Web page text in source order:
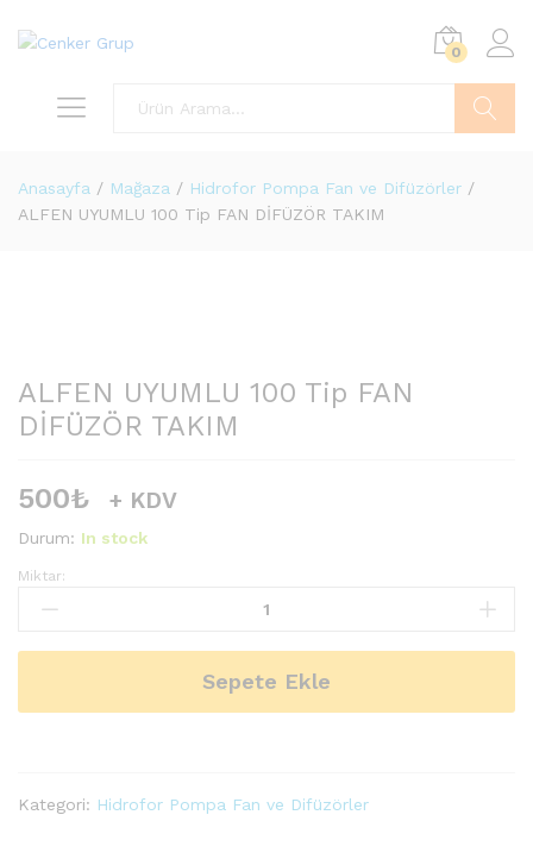
0
Anasayfa / Mağaza / Hidrofor Pompa Fan ve Difüzörler /
ALFEN UYUMLU 100 Tip FAN DİFÜZÖR TAKIM
ALFEN UYUMLU 100 Tip FAN
DİFÜZÖR TAKIM
500₺ + KDV
Durum: In stock
ALFEN
UYUMLU
Tip
DİFÜZÖR
Miktar:
Sepete Ekle
Kategori: Hidrofor Pompa Fan ve Difüzörler